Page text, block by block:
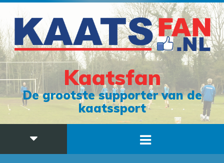
Kaatsfan
De grootste supporter van de
kaatssport